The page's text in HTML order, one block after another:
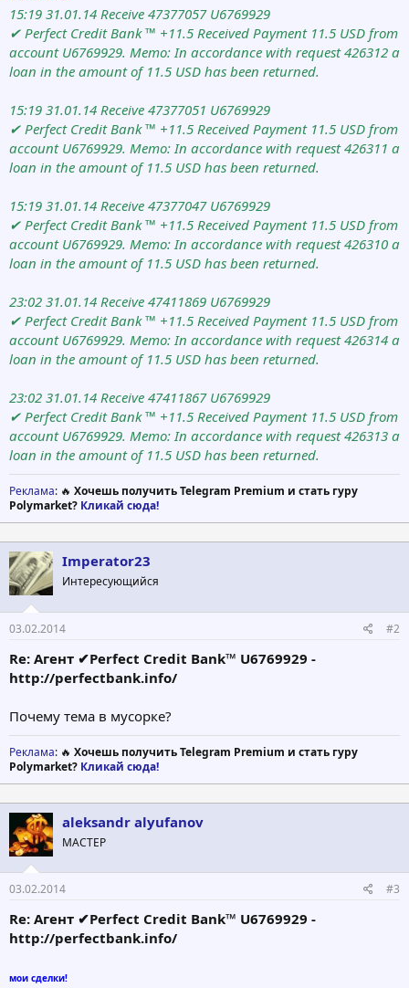
15:19 31.01.14 Receive 47377057 U6769929
✔ Perfect Credit Bank ™ +11.5 Received Payment 11.5 USD from
account U6769929. Memo: In accordance with request 426312 a
loan in the amount of 11.5 USD has been returned.
15:19 31.01.14 Receive 47377051 U6769929
✔ Perfect Credit Bank ™ +11.5 Received Payment 11.5 USD from
account U6769929. Memo: In accordance with request 426311 a
loan in the amount of 11.5 USD has been returned.
15:19 31.01.14 Receive 47377047 U6769929
✔ Perfect Credit Bank ™ +11.5 Received Payment 11.5 USD from
account U6769929. Memo: In accordance with request 426310 a
loan in the amount of 11.5 USD has been returned.
23:02 31.01.14 Receive 47411869 U6769929
✔ Perfect Credit Bank ™ +11.5 Received Payment 11.5 USD from
account U6769929. Memo: In accordance with request 426314 a
loan in the amount of 11.5 USD has been returned.
23:02 31.01.14 Receive 47411867 U6769929
✔ Perfect Credit Bank ™ +11.5 Received Payment 11.5 USD from
account U6769929. Memo: In accordance with request 426313 a
loan in the amount of 11.5 USD has been returned.
Реклама: 🔥 Хочешь получить Telegram Premium и стать гуру
Polymarket? Кликай сюда!
Imperator23
Интересующийся
03.02.2014 #2
Re: Агент ✔Perfect Credit Bank™ U6769929 -
http://perfectbank.info/
Почему тема в мусорке?
Реклама: 🔥 Хочешь получить Telegram Premium и стать гуру
Polymarket? Кликай сюда!
aleksandr alyufanov
МАСТЕР
03.02.2014 #3
Re: Агент ✔Perfect Credit Bank™ U6769929 -
http://perfectbank.info/
мои сделки!